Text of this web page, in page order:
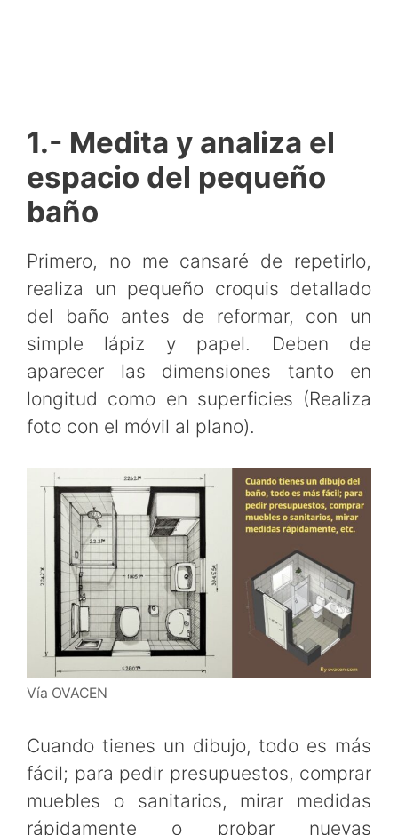
1.- Medita y analiza el
espacio del pequeño
baño
Primero, no me cansaré de repetirlo,
realiza un pequeño croquis detallado
del baño antes de reformar, con un
simple lápiz y papel. Deben de
aparecer las dimensiones tanto en
longitud como en superficies (Realiza
foto con el móvil al plano).
Vía OVACEN
Cuando tienes un dibujo, todo es más
fácil; para pedir presupuestos, comprar
muebles o sanitarios, mirar medidas
rápidamente o probar nuevas